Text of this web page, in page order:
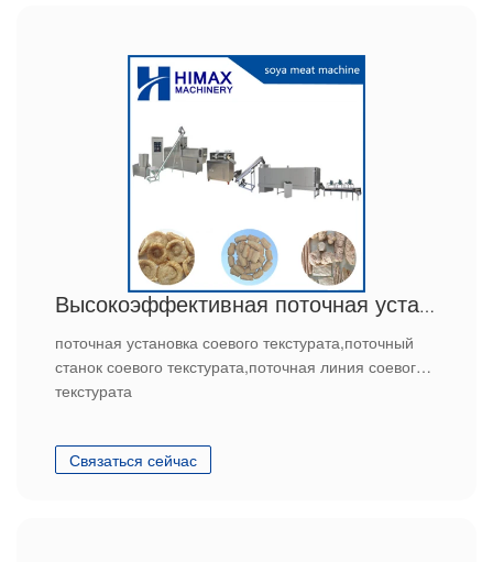
Высокоэффективная поточная установка соевого текстурата с СЕ
поточная установка соевого текстурата,поточный
станок соевого текстурата,поточная линия соевого
текстурата
Связаться сейчас